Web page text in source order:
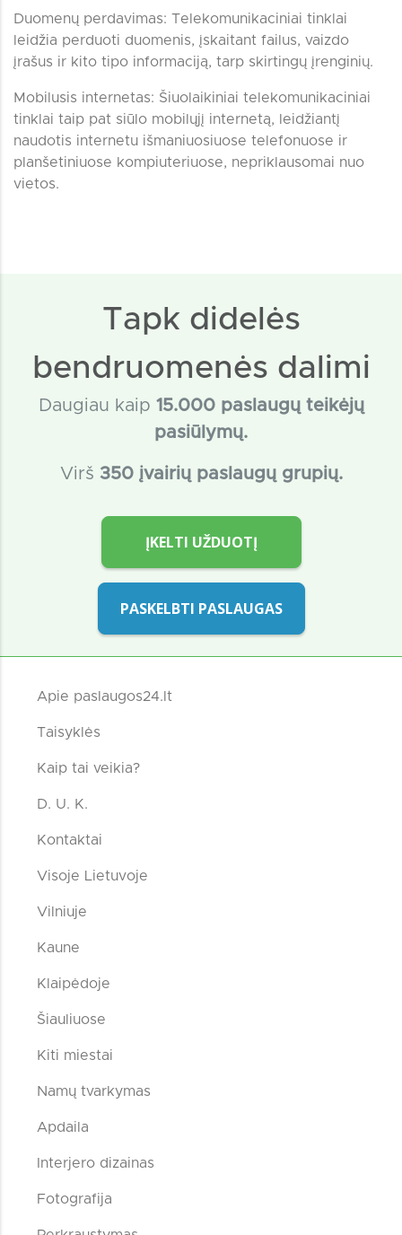
Duomenų perdavimas: Telekomunikaciniai tinklai
leidžia perduoti duomenis, įskaitant failus, vaizdo
įrašus ir kito tipo informaciją, tarp skirtingų įrenginių.
Mobilusis internetas: Šiuolaikiniai telekomunikaciniai
tinklai taip pat siūlo mobilųjį internetą, leidžiantį
naudotis internetu išmaniuosiuose telefonuose ir
planšetiniuose kompiuteriuose, nepriklausomai nuo
vietos.
Tapk didelės
bendruomenės dalimi
Daugiau kaip 15.000 paslaugų teikėjų
pasiūlymų.
Virš 350 įvairių paslaugų grupių.
ĮKELTI UŽDUOTĮ
PASKELBTI PASLAUGAS
Apie paslaugos24.lt
Taisyklės
Kaip tai veikia?
D. U. K.
Kontaktai
Visoje Lietuvoje
Vilniuje
Kaune
Klaipėdoje
Šiauliuose
Kiti miestai
Namų tvarkymas
Apdaila
Interjero dizainas
Fotografija